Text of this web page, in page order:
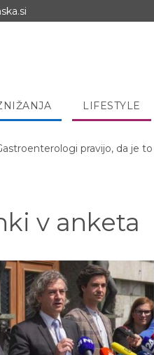
LIFESTYLE
dieta: Zakaj je
v anketa